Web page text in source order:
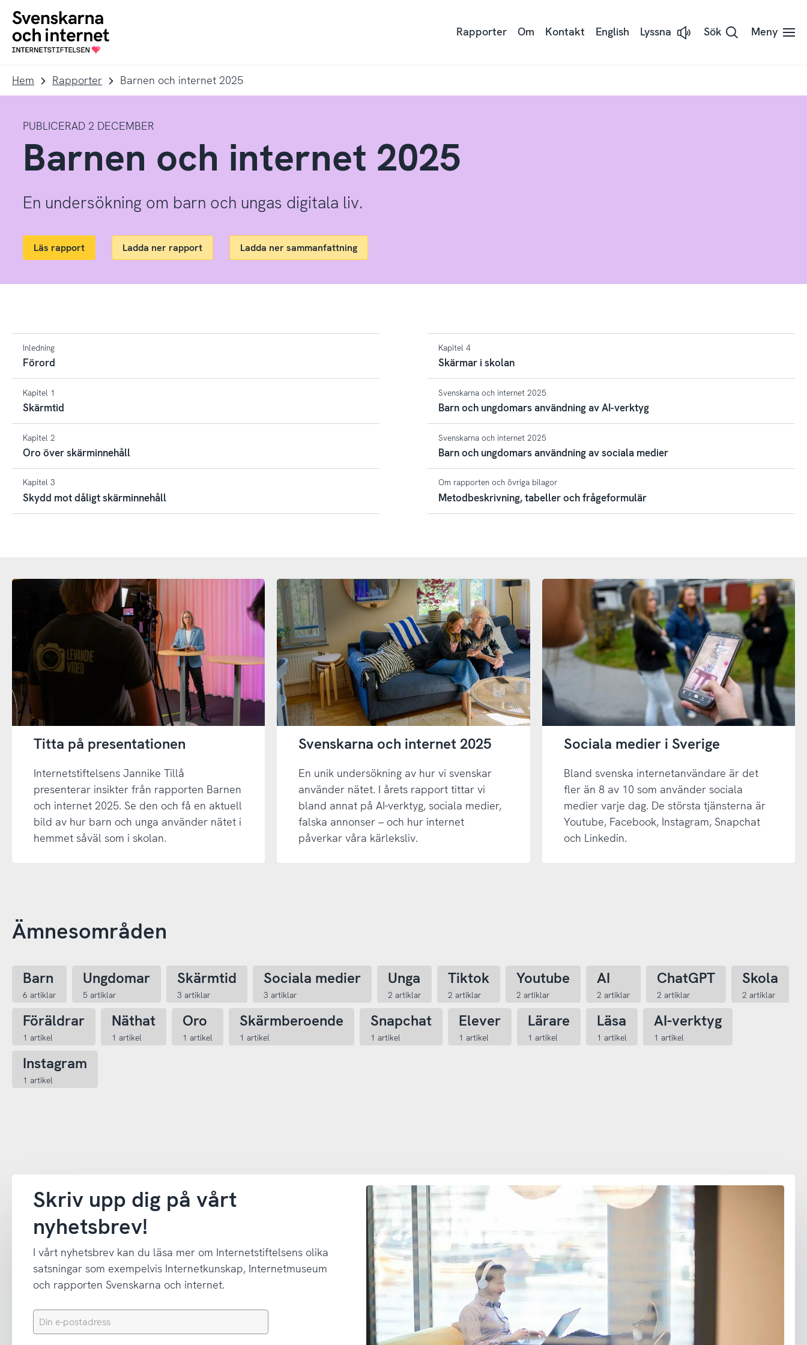
navigation
innehåll
To
startpage
Rapporter Om Kontakt English Lyssna
Lyssna Sök Meny
Hem Rapporter Barnen och internet 2025
PUBLICERAD 2 DECEMBER
Barnen och internet 2025
En undersökning om barn och ungas digitala liv.
Läs rapport Ladda ner rapport Ladda ner sammanfattning
Inledning
Förord
Kapitel 1
Skärmtid
Kapitel 2
Oro över skärminnehåll
Kapitel 3
Skydd mot dåligt skärminnehåll
Kapitel 4
Skärmar i skolan
Svenskarna och internet 2025
Barn och ungdomars användning av AI-verktyg
Svenskarna och internet 2025
Barn och ungdomars användning av sociala medier
Om rapporten och övriga bilagor
Metodbeskrivning, tabeller och frågeformulär
Titta på presentationen
Internetstiftelsens Jannike Tillå
presenterar insikter från rapporten Barnen
och internet 2025. Se den och få en aktuell
bild av hur barn och unga använder nätet i
hemmet såväl som i skolan.
Svenskarna och internet 2025
En unik undersökning av hur vi svenskar
använder nätet. I årets rapport tittar vi
bland annat på AI-verktyg, sociala medier,
falska annonser – och hur internet
påverkar våra kärleksliv.
Sociala medier i Sverige
Bland svenska internetanvändare är det
fler än 8 av 10 som använder sociala
medier varje dag. De största tjänsterna är
Youtube, Facebook, Instagram, Snapchat
och Linkedin.
Ämnesområden
Barn
6 artiklar
Ungdomar
5 artiklar
Skärmtid
3 artiklar
Sociala medier
3 artiklar
Unga
2 artiklar
Tiktok
2 artiklar
Youtube
2 artiklar
AI
2 artiklar
ChatGPT
2 artiklar
Skola
2 artiklar
Föräldrar
1 artikel
Näthat
1 artikel
Oro
1 artikel
Skärmberoende
1 artikel
Snapchat
1 artikel
Elever
1 artikel
Lärare
1 artikel
Läsa
1 artikel
AI-verktyg
1 artikel
Instagram
1 artikel
Skriv upp dig på vårt
nyhetsbrev!
I vårt nyhetsbrev kan du läsa mer om Internetstiftelsens olika
satsningar som exempelvis Internetkunskap, Internetmuseum
och rapporten Svenskarna och internet.
Din
e-